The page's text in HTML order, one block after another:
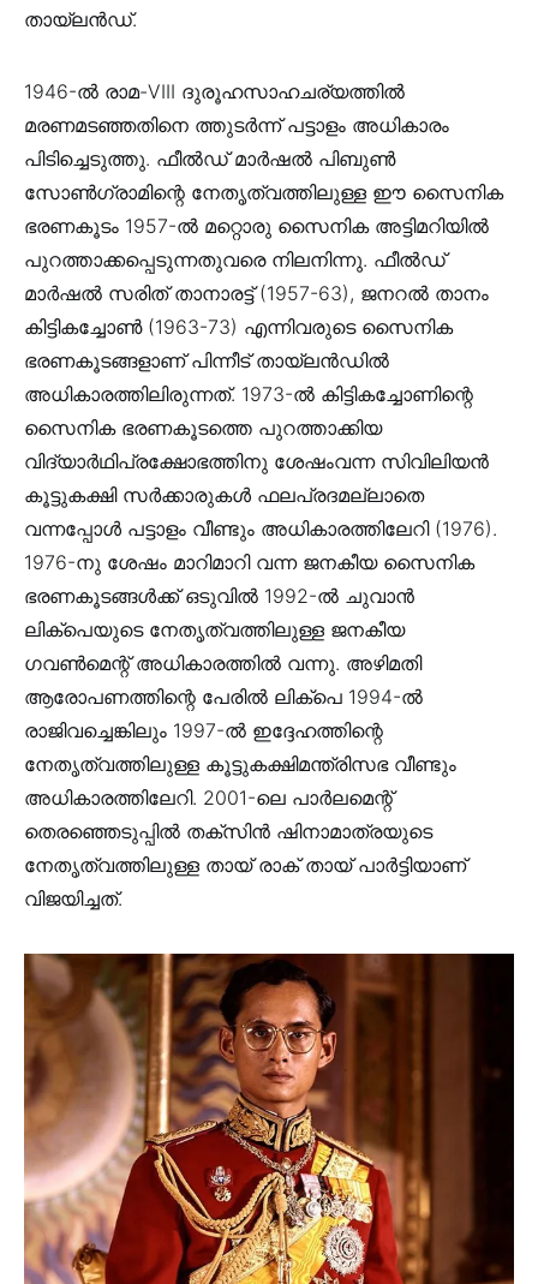
തായ്ലൻഡ്.
1946-ൽ രാമ-VIII ദുരൂഹസാഹചര്യത്തിൽ
മരണമടഞ്ഞതിനെ ത്തുടർന്ന് പട്ടാളം അധികാരം
പിടിച്ചെടുത്തു. ഫീൽഡ് മാർഷൽ പിബുൺ
സോൺഗ്രാമിന്റെ നേതൃത്വത്തിലുള്ള ഈ സൈനിക
ഭരണകൂടം 1957-ൽ മറ്റൊരു സൈനിക അട്ടിമറിയിൽ
പുറത്താക്കപ്പെടുന്നതുവരെ നിലനിന്നു. ഫീൽഡ്
മാർഷൽ സരിത് താനാരട്ട് (1957-63), ജനറൽ താനം
കിട്ടികച്ചോൺ (1963-73) എന്നിവരുടെ സൈനിക
ഭരണകൂടങ്ങളാണ് പിന്നീട് തായ്ലൻഡിൽ
അധികാരത്തിലിരുന്നത്. 1973-ൽ കിട്ടികച്ചോണിന്റെ
സൈനിക ഭരണകൂടത്തെ പുറത്താക്കിയ
വിദ്യാർഥിപ്രക്ഷോഭത്തിനു ശേഷംവന്ന സിവിലിയൻ
കൂട്ടുകക്ഷി സർക്കാരുകൾ ഫലപ്രദമല്ലാതെ
വന്നപ്പോൾ പട്ടാളം വീണ്ടും അധികാരത്തിലേറി (1976).
1976-നു ശേഷം മാറിമാറി വന്ന ജനകീയ സൈനിക
ഭരണകൂടങ്ങൾക്ക് ഒടുവിൽ 1992-ൽ ചുവാൻ
ലിക്പെയുടെ നേതൃത്വത്തിലുള്ള ജനകീയ
ഗവൺമെന്റ് അധികാരത്തിൽ വന്നു. അഴിമതി
ആരോപണത്തിന്റെ പേരിൽ ലിക്പെ 1994-ൽ
രാജിവച്ചെങ്കിലും 1997-ൽ ഇദ്ദേഹത്തിന്റെ
നേതൃത്വത്തിലുള്ള കൂട്ടുകക്ഷിമന്ത്രിസഭ വീണ്ടും
അധികാരത്തിലേറി. 2001-ലെ പാർലമെന്റ്
തെരഞ്ഞെടുപ്പിൽ തക്സിൻ ഷിനാമാത്രയുടെ
നേതൃത്വത്തിലുള്ള തായ് രാക് തായ് പാർട്ടിയാണ്
വിജയിച്ചത്.